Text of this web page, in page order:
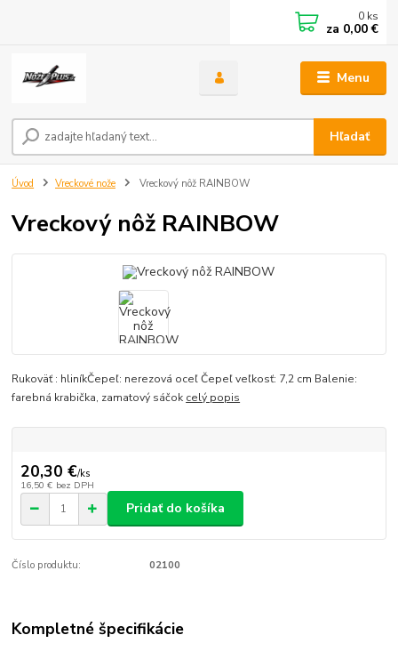
Menu
Hľadať
0 ks
za 0,00 €
Úvod Vreckové nože Vreckový nôž RAINBOW
Vreckový nôž RAINBOW
Rukoväť : hliníkČepeľ: nerezová oceľ Čepeľ veľkosť: 7,2 cm Balenie:
farebná krabička, zamatový sáčok celý popis
20,30 €/ks
16,50 € bez DPH
Pridať do košíka
Číslo produktu: 02100
Kompletné špecifikácie